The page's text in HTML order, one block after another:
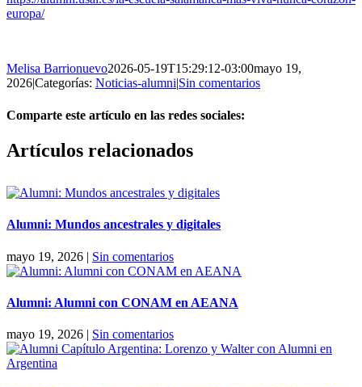
europa/
Melisa Barrionuevo2026-05-19T15:29:12-03:00mayo 19,
2026|Categorías: Noticias-alumni|Sin comentarios
Comparte este artículo en las redes sociales:
Facebook
X
Reddit
LinkedIn
Pinterest
Vk
Artículos relacionados
Alumni: Mundos ancestrales y digitales
mayo 19, 2026 | Sin comentarios
Alumni: Alumni con CONAM en AEANA
mayo 19, 2026 | Sin comentarios